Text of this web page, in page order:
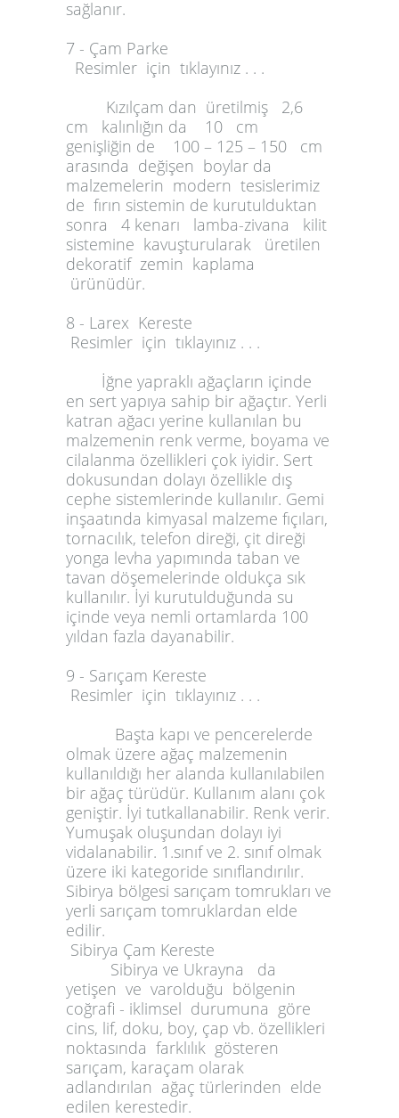
sağlanır.
7 - Çam Parke
Resimler için tıklayınız . . .
Kızılçam dan üretilmiş 2,6
cm kalınlığın da 10 cm
genişliğin de 100 – 125 – 150 cm
arasında değişen boylar da
malzemelerin modern tesislerimiz
de fırın sistemin de kurutulduktan
sonra 4 kenarı lamba-zivana kilit
sistemine kavuşturularak üretilen
dekoratif zemin kaplama
ürünüdür.
8 - Larex Kereste
Resimler için tıklayınız . . .
İğne yapraklı ağaçların içinde
en sert yapıya sahip bir ağaçtır. Yerli
katran ağacı yerine kullanılan bu
malzemenin renk verme, boyama ve
cilalanma özellikleri çok iyidir. Sert
dokusundan dolayı özellikle dış
cephe sistemlerinde kullanılır. Gemi
inşaatında kimyasal malzeme fıçıları,
tornacılık, telefon direği, çit direği
yonga levha yapımında taban ve
tavan döşemelerinde oldukça sık
kullanılır. İyi kurutulduğunda su
içinde veya nemli ortamlarda 100
yıldan fazla dayanabilir.
9 - Sarıçam Kereste
Resimler için tıklayınız . . .
Başta kapı ve pencerelerde
olmak üzere ağaç malzemenin
kullanıldığı her alanda kullanılabilen
bir ağaç türüdür. Kullanım alanı çok
geniştir. İyi tutkallanabilir. Renk verir.
Yumuşak oluşundan dolayı iyi
vidalanabilir. 1.sınıf ve 2. sınıf olmak
üzere iki kategoride sınıflandırılır.
Sibirya bölgesi sarıçam tomrukları ve
yerli sarıçam tomruklardan elde
edilir.
Sibirya Çam Kereste
Sibirya ve Ukrayna da
yetişen ve varolduğu bölgenin
coğrafi - iklimsel durumuna göre
cins, lif, doku, boy, çap vb. özellikleri
noktasında farklılık gösteren
sarıçam, karaçam olarak
adlandırılan ağaç türlerinden elde
edilen kerestedir.